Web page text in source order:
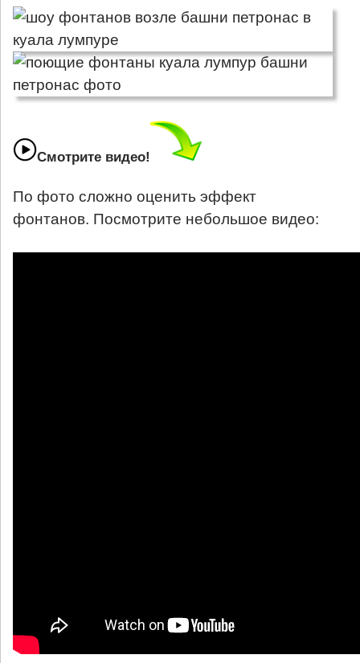
Смотрите видео!
По фото сложно оценить эффект
фонтанов. Посмотрите небольшое видео: